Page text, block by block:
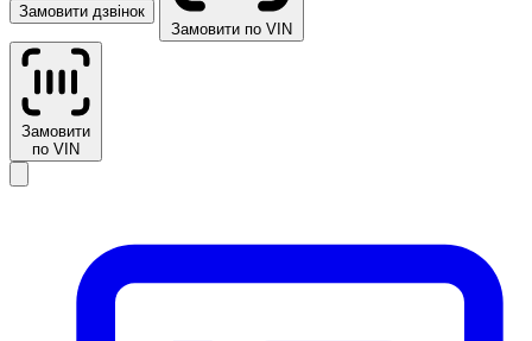
Замовити дзвінок
Замовити по VIN
Замовити
по VIN